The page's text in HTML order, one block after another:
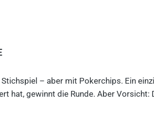
– aber mit Pokerchips. Ein
hat, gewinnt die Runde. Aber Vorsicht: